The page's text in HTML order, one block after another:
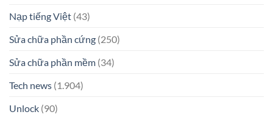
Nạp tiếng Việt (43)
Sửa chữa phần cứng (250)
Sửa chữa phần mềm (34)
Tech news (1.904)
Unlock (90)